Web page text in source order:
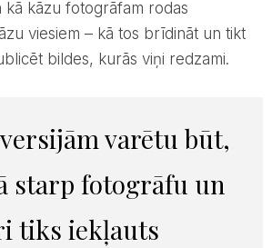
viesiem – kā tos brīdināt un tikt
bildes, kurās viņi redzami.
starp fotogrāfu un
tiks iekļauts